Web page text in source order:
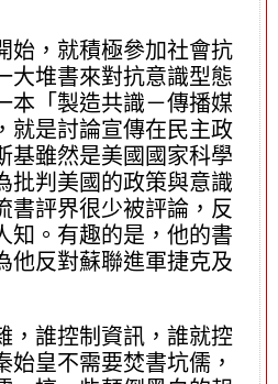
始，就積極參加社會抗
大堆書來對抗意識型態
本「製造共識－傳播媒
就是討論宣傳在民主政
基雖然是美國國家科學
批判美國的政策與意識
書評界很少被評論，反
知。有趣的是，他的書
他反對蘇聯進軍捷克及
，誰控制資訊，誰就控
始皇不需要焚書坑儒，